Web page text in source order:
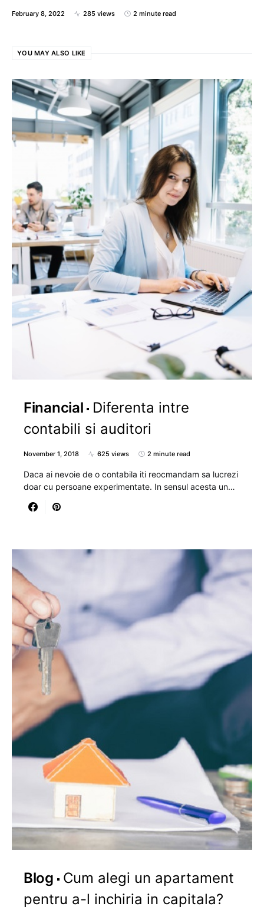
February 8, 2022 285 views 2 minute read
YOU MAY ALSO LIKE
Financial
Diferenta intre
contabili si auditori
November 1, 2018 625 views 2 minute read
Daca ai nevoie de o contabila iti reocmandam sa lucrezi
doar cu persoane experimentate. In sensul acesta un…
Blog
Cum alegi un apartament
pentru a-l inchiria in capitala?